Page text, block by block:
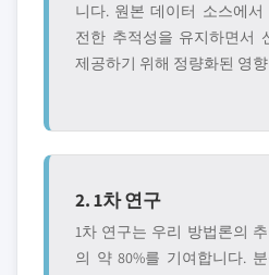
니다. 원본 데이터 소스에
전한 추적성을 유지하면서
제공하기 위해 정량화된 영
2. 1차 연구
1차 연구는 우리 방법론의
의 약 80%를 기여합니다.